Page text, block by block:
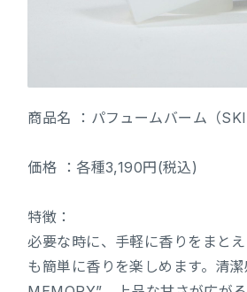
商品名 ：パフュームバーム（
価格 ：各種3,190円(税込)
特徴：
必要な時に、手軽に香りをまと
も簡単に香りを楽しめます。清